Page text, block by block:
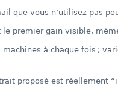
que vous n’utilisez pas
premier gain visible,
machines à chaque fois ;
proposé est réellement